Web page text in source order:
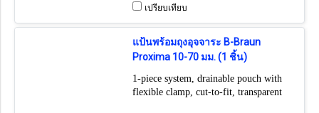
เปรียบเทียบ
แป้นพร้อมถุงอุจจาระ B-Braun
Proxima 10-70 มม. (1 ชิ้น)
1-piece system, drainable pouch with
flexible clamp, cut-to-fit, transparent